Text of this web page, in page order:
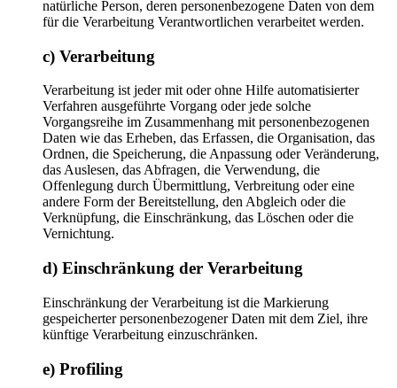
natürliche Person, deren personenbezogene Daten von dem
für die Verarbeitung Verantwortlichen verarbeitet werden.
c) Verarbeitung
Verarbeitung ist jeder mit oder ohne Hilfe automatisierter
Verfahren ausgeführte Vorgang oder jede solche
Vorgangsreihe im Zusammenhang mit personenbezogenen
Daten wie das Erheben, das Erfassen, die Organisation, das
Ordnen, die Speicherung, die Anpassung oder Veränderung,
das Auslesen, das Abfragen, die Verwendung, die
Offenlegung durch Übermittlung, Verbreitung oder eine
andere Form der Bereitstellung, den Abgleich oder die
Verknüpfung, die Einschränkung, das Löschen oder die
Vernichtung.
d) Einschränkung der Verarbeitung
Einschränkung der Verarbeitung ist die Markierung
gespeicherter personenbezogener Daten mit dem Ziel, ihre
künftige Verarbeitung einzuschränken.
e) Profiling